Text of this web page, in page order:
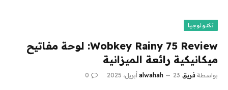
تكنولوجيا
Wobkey Rainy 75 Review: لوحة مفاتيح
ميكانيكية رائعة الميزانية
بواسطة فريق alwahah 23 أبريل، 2025 0